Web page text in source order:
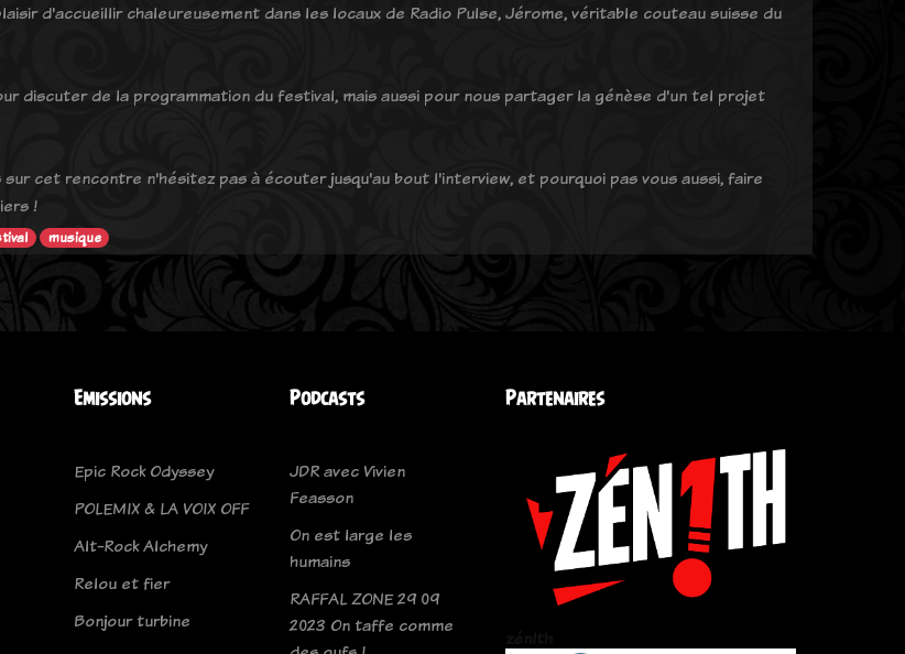
d'accueillir chaleureusement dans les locaux de Radio Pulse, Jérome, véritable couteau suisse du
discuter de la programmation du festival, mais aussi pour nous partager la génèse d'un tel projet
sur cet rencontre n'hésitez pas à écouter jusqu'au bout l'interview, et pourquoi pas vous aussi, faire
!
musique
Emissions
Epic Rock Odyssey
POLEMIX & LA VOIX OFF
Alt-Rock Alchemy
Relou et fier
Bonjour turbine
Podcasts
JDR avec Vivien
Feasson
On est large les
humains
RAFFAL ZONE 29 09
2023 On taffe comme
Partenaires